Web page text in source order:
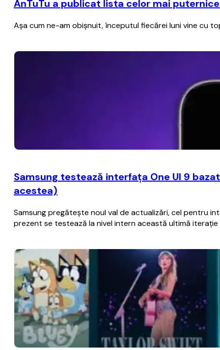
AnTuTu a publicat lista celor mai
Aşa cum ne-am obişnuit, începutul fiecărei luni vine cu
Samsung testează interfaţa One UI 9
acestea)
Samsung pregăteşte noul val de actualizări, cel pentru
prezent se testează la nivel intern această ultimă